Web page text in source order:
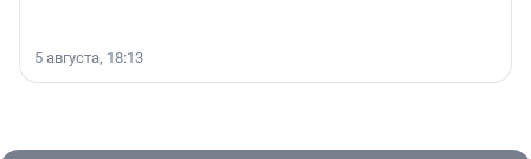
5 августа, 18:13